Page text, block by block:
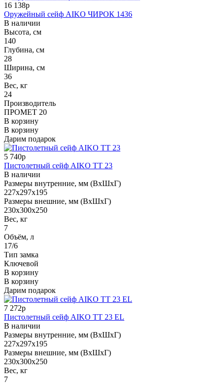
16 138р
Оружейный сейф AIKO ЧИРОК 1436
В наличии
Высота, см
140
Глубина, см
28
Ширина, см
36
Вес, кг
24
Производитель
ПРОМЕТ 20
В корзину
В корзину
Дарим подарок
5 740р
Пистолетный сейф AIKO TT 23
В наличии
Размеры внутренние, мм (ВхШхГ)
227x297x195
Размеры внешние, мм (ВхШхГ)
230x300x250
Вес, кг
7
Объём, л
17/6
Тип замка
Ключевой
В корзину
В корзину
Дарим подарок
7 272р
Пистолетный сейф AIKO TT 23 EL
В наличии
Размеры внутренние, мм (ВхШхГ)
227x297x195
Размеры внешние, мм (ВхШхГ)
230x300x250
Вес, кг
7